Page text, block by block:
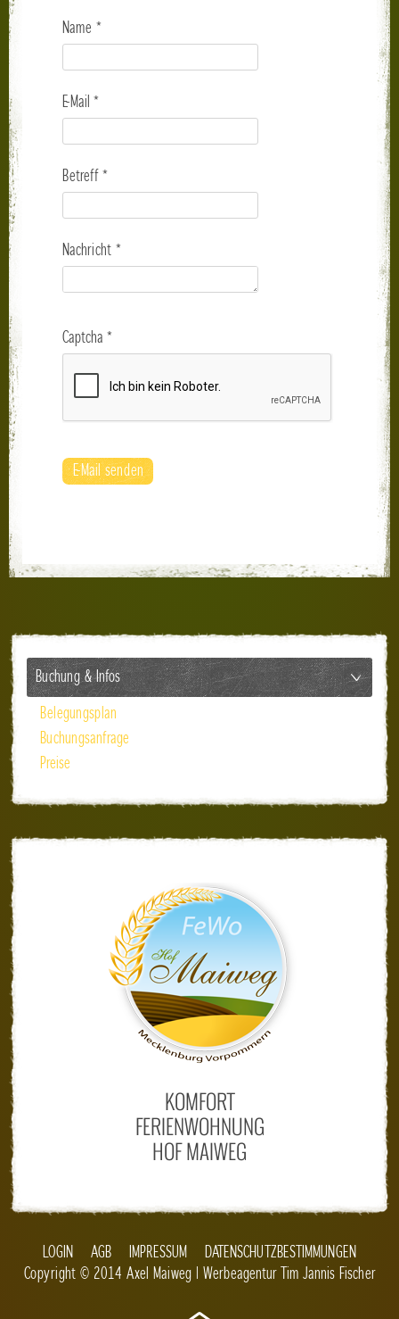
Name *
E-Mail *
Betreff*
Nachricht *
Captcha *
E-Mail senden
Buchung & Infos
Belegungsplan
Buchungsanfrage
Preise
KOMFORT
FERIENWOHNUNG
HOF MAIWEG
LOGIN AGB IMPRESSUM
DATENSCHUTZBESTIMMUNGEN
Copyright © 2014 Axel Maiweg | Werbeagentur
Tim Jannis Fischer